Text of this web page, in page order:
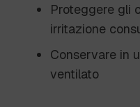
Proteggere gli
irritazione
Conservare in
ventilato